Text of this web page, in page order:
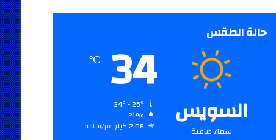
حالة الطقس
السويس
سماء صافية
34
℃
21%
2.08 كيلومتر/ساعة